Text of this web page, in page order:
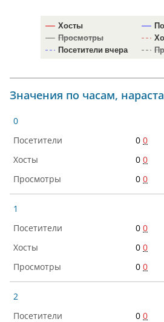
Хосты
Просмотры
Посетители вчера
Значения по часам,
0
0 0
0 0
0 0
1
0 0
0 0
0 0
2
0 0